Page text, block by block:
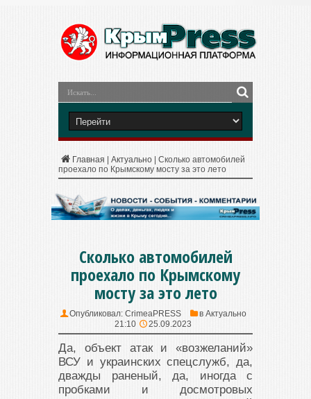
Главная Актуально
Сколько автомобилей
проехало по Крымскому мосту за это лето
Сколько автомобилей
проехало по Крымскому
мосту за это лето
Опубликовал: CrimeaPRESS в Актуально
21:10
25.09.2023
Да, объект атак и «возжеланий»
ВСУ и украинских спецслужб, да,
дважды раненый, да, иногда с
пробками и досмотровых